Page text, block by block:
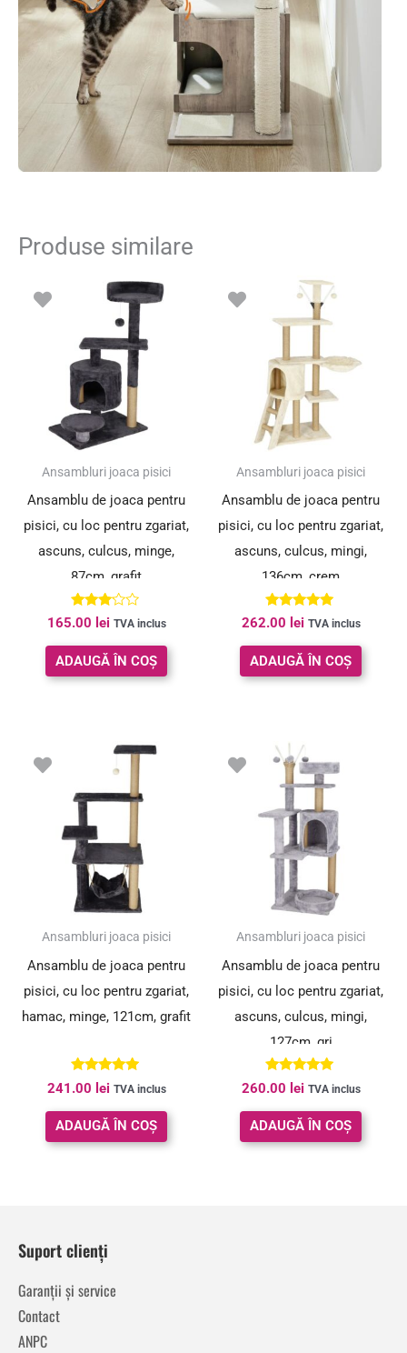
Produse similare
Ansambluri joaca pisici
Ansamblu de joaca pentru
pisici, cu loc pentru zgariat,
ascuns, culcus, minge,
87cm, grafit
Evaluat
la
3.00
din 5
165.00 lei TVA inclus
ADAUGĂ ÎN COȘ
Ansambluri joaca pisici
Ansamblu de joaca pentru
pisici, cu loc pentru zgariat,
ascuns, culcus, mingi,
136cm, crem
Evaluat la
5.00
din 5
262.00 lei TVA inclus
ADAUGĂ ÎN COȘ
Ansambluri joaca pisici
Ansamblu de joaca pentru
pisici, cu loc pentru zgariat,
hamac, minge, 121cm, grafit
Evaluat la
5.00
din 5
241.00 lei TVA inclus
ADAUGĂ ÎN COȘ
Ansambluri joaca pisici
Ansamblu de joaca pentru
pisici, cu loc pentru zgariat,
ascuns, culcus, mingi,
127cm, gri
Evaluat la
5.00
din 5
260.00 lei TVA inclus
ADAUGĂ ÎN COȘ
Suport clienți
Garanții și service
Contact
ANPC